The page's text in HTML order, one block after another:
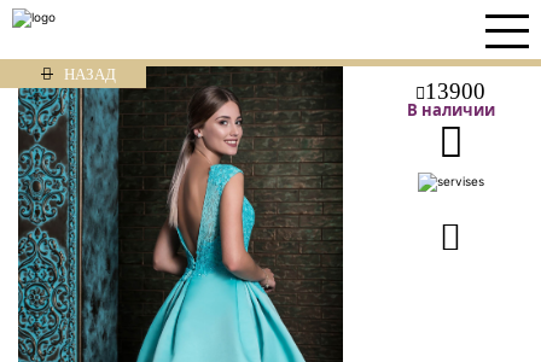
НАЗАД
13900
В наличии